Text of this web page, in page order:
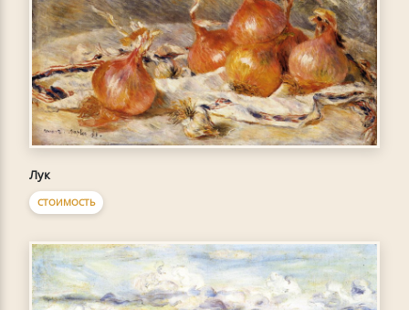
Лук
СТОИМОСТЬ